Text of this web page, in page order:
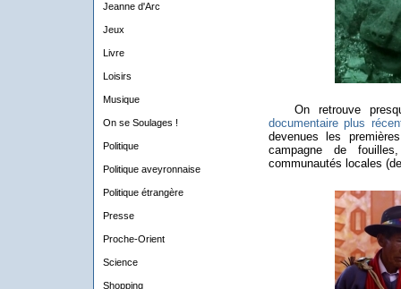
Jeanne d'Arc
Jeux
Livre
Loisirs
Musique
On se Soulages !
Politique
Politique aveyronnaise
Politique étrangère
Presse
Proche-Orient
Science
Shopping
On retrouve
documentaire plus
devenues les
campagne de
communautés locales